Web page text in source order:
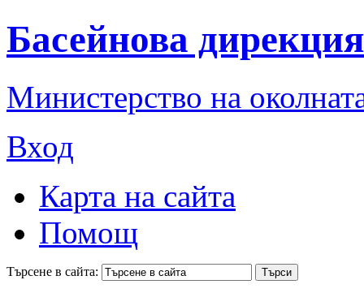
Басейнова
Министерство на
Вход
Карта на сайта
Помощ
Търсене в сайта: